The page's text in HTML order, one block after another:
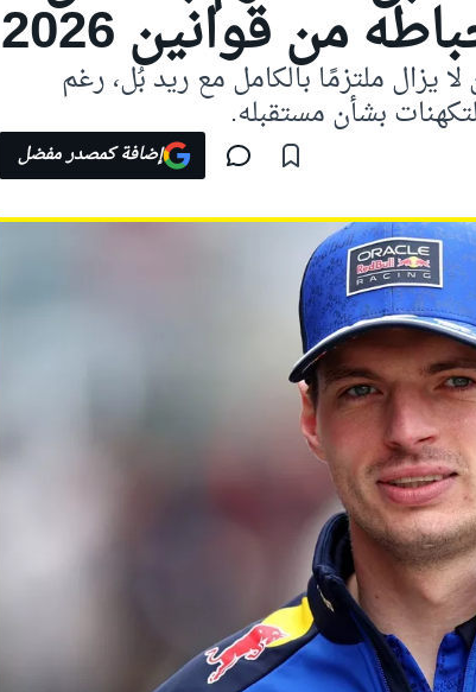
من قوانين 2026
يزال ملتزمًا بالكامل مع ريد بُل، رغم
إضافة كمصدر مفضل